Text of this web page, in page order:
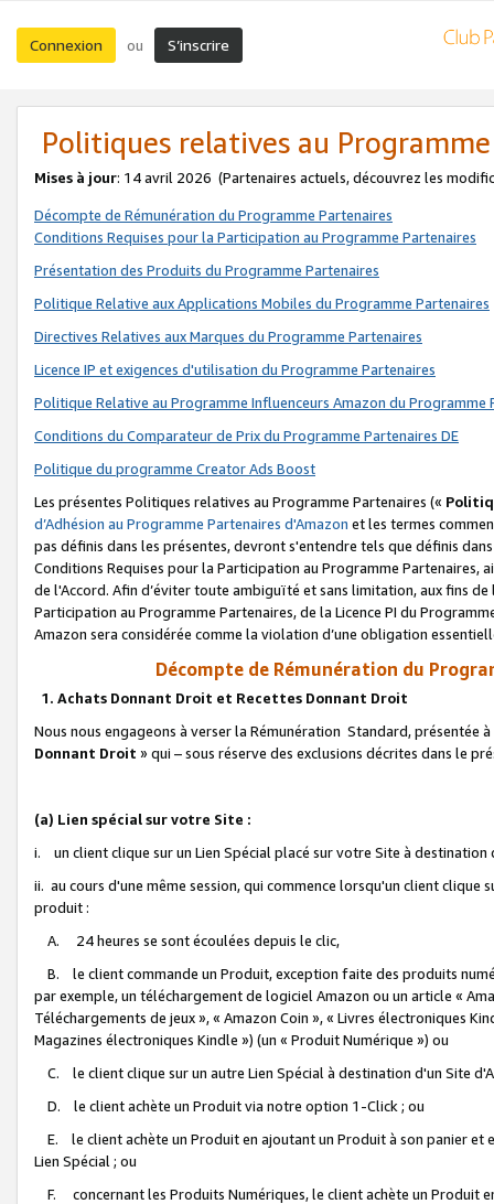
Connexion ou S’inscrire
Politiques relatives au
Mises à jour: 14 avril 2026 (Partenaires actuels, découvrez les
Décompte de Rémunération du Programme Partenaires
Conditions Requises pour la Participation au Programme Partenaires
Présentation des Produits du Programme Partenaires
Politique Relative aux Applications Mobiles du Programme Partenaires
Directives Relatives aux Marques du Programme Partenaires
Licence IP et exigences d'utilisation du Programme Partenaires
Politique Relative au Programme Influenceurs Amazon du Programme
Conditions du Comparateur de Prix du Programme Partenaires DE
Politique du programme Creator Ads Boost
Les présentes Politiques relatives au Programme Partenaires («
d’Adhésion au Programme Partenaires d'Amazon et les termes
pas définis dans les présentes, devront s'entendre tels que définis
Conditions Requises pour la Participation au Programme Partenaires,
de l'Accord. Afin d’éviter toute ambiguïté et sans limitation, aux fins
Participation au Programme Partenaires, de la Licence PI du
Amazon sera considérée comme la violation d’une obligation
Décompte de Rémunération du
1. Achats Donnant Droit et Recettes Donnant Droit
Nous nous engageons à verser la Rémunération Standard, présentée
Donnant Droit » qui – sous réserve des exclusions décrites dans le
(a) Lien spécial sur votre Site :
i. un client clique sur un Lien Spécial placé sur votre Site à destination
ii. au cours d'une même session, qui commence lorsqu'un client
produit :
A. 24 heures se sont écoulées depuis le clic,
B. le client commande un Produit, exception faite des produits
par exemple, un téléchargement de logiciel Amazon ou un article «
Téléchargements de jeux », « Amazon Coin », « Livres électroniques
Magazines électroniques Kindle ») (un « Produit Numérique ») ou
C. le client clique sur un autre Lien Spécial à destination d'un Site
D. le client achète un Produit via notre option 1-Click ; ou
E. le client achète un Produit en ajoutant un Produit à son panier et
Lien Spécial ; ou
F. concernant les Produits Numériques, le client achète un Produit